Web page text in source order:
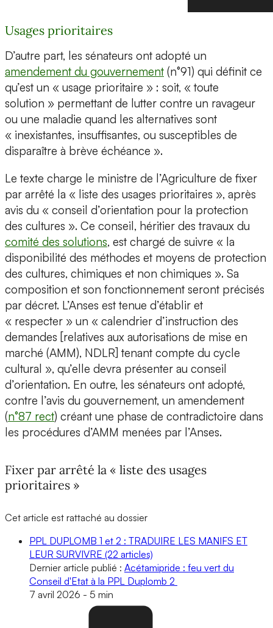
Usages prioritaires
D’autre part, les sénateurs ont adopté un
amendement du gouvernement (n°91) qui définit ce
qu’est un « usage prioritaire » : soit, « toute
solution » permettant de lutter contre un ravageur
ou une maladie quand les alternatives sont
« inexistantes, insuffisantes, ou susceptibles de
disparaître à brève échéance ».
Le texte charge le ministre de l’Agriculture de fixer
par arrêté la « liste des usages prioritaires », après
avis du « conseil d’orientation pour la protection
des cultures ». Ce conseil, héritier des travaux du
comité des solutions, est chargé de suivre « la
disponibilité des méthodes et moyens de protection
des cultures, chimiques et non chimiques ». Sa
composition et son fonctionnement seront précisés
par décret. L’Anses est tenue d’établir et
« respecter » un « calendrier d’instruction des
demandes [relatives aux autorisations de mise en
marché (AMM), NDLR] tenant compte du cycle
cultural », qu’elle devra présenter au conseil
d’orientation. En outre, les sénateurs ont adopté,
contre l’avis du gouvernement, un amendement
(n°87 rect) créant une phase de contradictoire dans
les procédures d’AMM menées par l’Anses.
Fixer par arrêté la « liste des usages
prioritaires »
Cet article est rattaché au dossier
PPL DUPLOMB 1 et 2 : TRADUIRE LES MANIFS ET
LEUR SURVIVRE (22 articles)
Dernier article publié : Acétamipride : feu vert du
Conseil d'Etat à la PPL Duplomb 2
7 avril 2026 - 5 min